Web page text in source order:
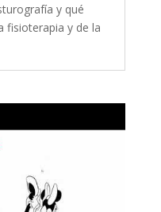
y qué
fisioterapia y de la